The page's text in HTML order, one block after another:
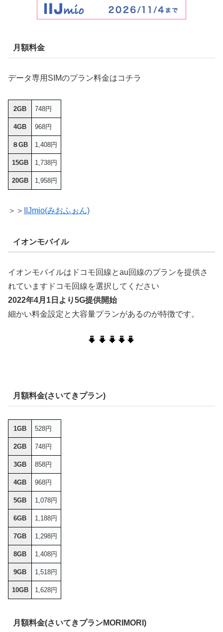
月額料金
データ専用SIMのプラン料金はコチラ
2GB 748円
4GB 968円
８GB 1,408円
15GB 1,738円
20GB 1,958円
＞＞ IIJmio(みおふぉん)
イオンモバイル
イオンモバイルはドコモ回線とau回線のプランを提供さ
れていますドコモ回線を選択してください
2022年4月1日より5G提供開始
細かい料金設定と大容量プランがあるのが特徴です。
月額料金(さいてきプラン)
1GB 528円
2GB 748円
3GB 858円
4GB 968円
5GB 1,078円
6GB 1,188円
7GB 1,298円
8GB 1,408円
9GB 1,518円
10GB 1,628円
月額料金(さいてきプランMORIMORI)